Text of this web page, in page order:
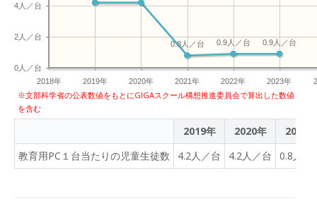
2018年 2019年 2020年 2021年 2022年 2023年
0人／台
2人／台
4人／台
0.9人／台
0.9人／台
0.8人／台
※文部科学省の公表数値をもとにGIGAスクール構想推進委員会で算出した数値
を含む
2019年 2020年
2021年
教育用PC１台当たりの児童生徒数
4.2人／台 4.2人／台 0.8人／